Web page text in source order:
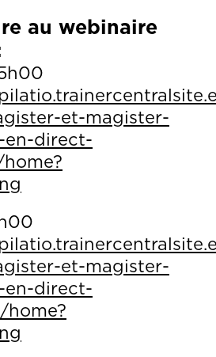
au webinaire
et-magister-
en-direct-
et-magister-
en-direct-
home?